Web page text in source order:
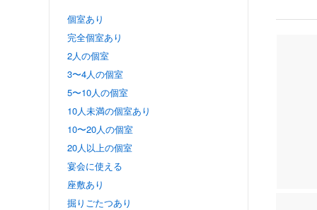
個室あり
完全個室あり
2人の個室
3〜4人の個室
5〜10人の個室
10人未満の個室あり
10〜20人の個室
20人以上の個室
宴会に使える
座敷あり
掘りごたつあり